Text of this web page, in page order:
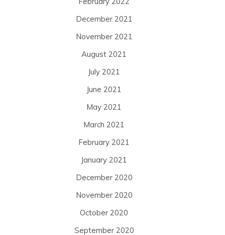
December 2021
November 2021
August 2021
July 2021
June 2021
May 2021
March 2021
February 2021
January 2021
December 2020
November 2020
October 2020
September 2020